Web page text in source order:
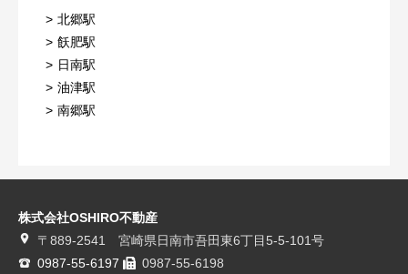
北郷駅
飫肥駅
日南駅
油津駅
南郷駅
株式会社OSHIRO不動産
〒889-2541 宮崎県日南市吾田東6丁目5-5-101号
0987-55-6197
0987-55-6198